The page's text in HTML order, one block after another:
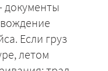
документы
Если груз
летом